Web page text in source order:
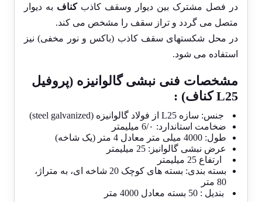
در فصل مشترک بین دیوار وسقف کاذب کناف به دیوار
متصل می گردد و تراز سقف را مشخص می کند.
در محل شکستهای سقف کاذب (باکس و نور مخفی) نیز
استفاده می شود.
مشخصات فنینبشی گالوانيزه (پروفيل
L25 کناف) :
جنس: سازهL25 از فولاد گالوانيزه (steel galvanized)
ضخامت استاندارد: 6/٠ ميلیمتر
طول: 4000 ميلی متر معادل 4 متر (يک شاخه)
عرض نبشی گالوانيز: 25 ميلیمتر
ارتفاع 25 ميلیمتر
بسته بندی: بسته های کوچک 20 شاخه ای، به متراژ،
80 متر
بنديل : 50 بسته معادل 4000 متر